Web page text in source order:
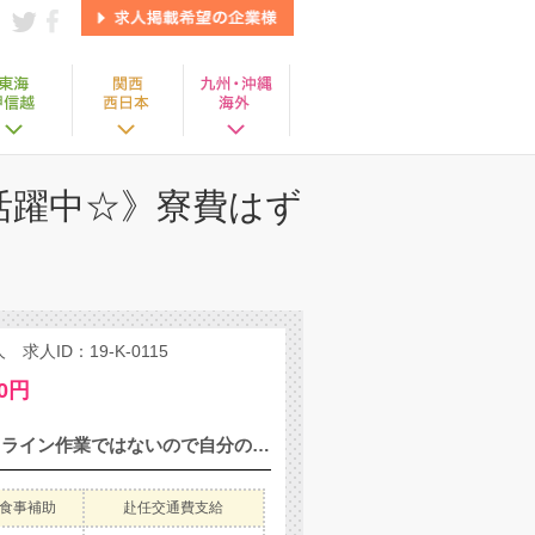
躍中☆》寮費はず
求人ID：19-K-0115
円
半導体製造に用いられるプラスチックケースの製造のお仕事です ライン作業ではないので自分のペースで作業できます☆彡 ※ 成形・検査・梱包・出荷まで様々な工程あり どれも簡単作業なのですぐに慣れて頂けます♪ 検査業務・・・4.5Kgのプラスチックケースを手に取り目視検査をします。 梱包業務・・・仕上がった商品をダンボールに詰め梱包します。 出荷業務・・・梱包したダンボールを運び出荷の準備をします。
事補助 赴任交通費支給